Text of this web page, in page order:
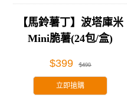
【馬鈴薯丁】波塔庫米
Mini脆薯(24包/盒)
$399 $499
立即搶購